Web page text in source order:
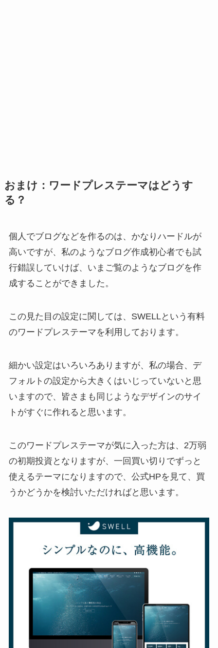
おまけ：ワードプレステーマはどうす
る？
個人でブログなどを作るのは、かなりハードルが
高いですが、私のようなブログ作成初心者でも試
行錯誤していけば、いまご覧のようなブログを作
成することができました。
この見た目の設定に関しては、SWELLという有料
のワードプレステーマを利用しております。
細かい設定はいろいろありますが、私の場合、デ
フォルトの設定から大きくはいじっていないと思
いますので、皆さまも同じようなデザインのサイ
トがすぐに作れると思います。
このワードプレステーマが気に入った方は、2万弱
の初期投資となりますが、一回買い切りでずっと
使えるテーマになりますので、公式HPを見て、買
うかどうかを検討いただければと思います。